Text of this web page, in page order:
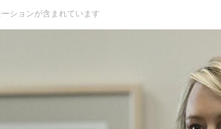
ションが含まれています